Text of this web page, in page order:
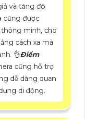
và tăng độ
cũng được
minh, cho
cách xa mà
👌Điểm
cũng hỗ trợ
dễ dàng quan
di động.